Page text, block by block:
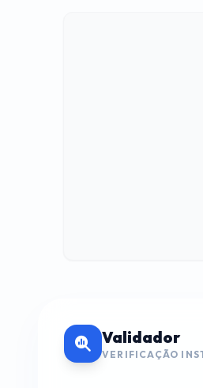
Validador
VERIFICAÇÃO